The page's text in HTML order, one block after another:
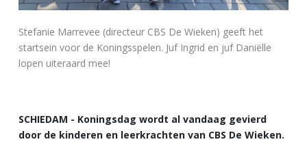
Stefanie Marrevee (directeur CBS De Wieken) geeft het
startsein voor de Koningsspelen. Juf Ingrid en juf Daniëlle
lopen uiteraard mee!
SCHIEDAM - Koningsdag wordt al vandaag gevierd
door de kinderen en leerkrachten van CBS De Wieken.